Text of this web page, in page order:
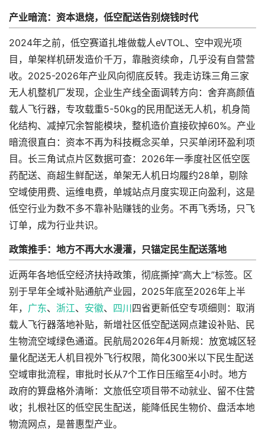
产业暗流：资本退烧，低空配送告别烧钱时代
2024年之前，低空赛道扎堆做载人eVTOL、空中观光项
目，单架样机研发造价千万，靠融资续命，几乎没有自营营
收。2025-2026年产业风向彻底反转。我走访珠三角三家
无人机整机厂发现，企业生产线全面调转方向：舍弃高颜值
载人飞行器，专攻载重5-50kg的民用配送无人机，机身简
化结构、减掉冗余智能模块，整机造价直接砍掉60%。产业
暗流很直白：资本不再为科技概念买单，只买单闭环盈利项
目。长三角试点片区数据可查：2026年一季度社区低空医
药配送、商超生鲜配送，单架无人机日均履约28单，剔除
空域使用费、运维电费，单城站点月度实现正向盈利，这是
低空行业为数不多不靠补贴赚钱的业务。不再飞秀场，只飞
订单，成为行业共识。
政策推手：地方不再大水漫灌，只锚定民生配送落地
近两年各地低空经济扶持政策，彻底撕掉“高大上”标签。区
别于早年全域补贴通航产业园，2025年底至2026年上半
年， 广东、 浙江、 安徽、 四川四省更新低空专项细则：取消
载人飞行器落地补贴，新增社区低空配送网点建设补贴、民
生物流空域绿色通道。民航局2026年4月新规：放宽城区轻
量化配送无人机目视外飞行权限，简化300米以下民生配送
空域审批流程，审批时长从7个工作日压缩至4小时。地方
政府的算盘格外清晰：文旅低空项目带不动就业、留不住营
收；扎根社区的低空民生配送，能降低民生物价、盘活本地
物流网点，是普惠型产业。